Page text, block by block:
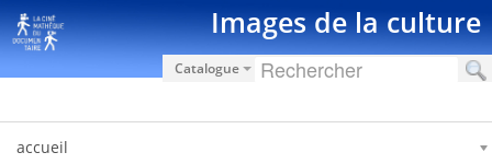
Salta al contigut Images de la culture
Catalogue
accueil